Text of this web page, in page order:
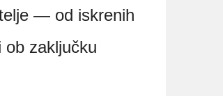
— od iskrenih
ob zaključku